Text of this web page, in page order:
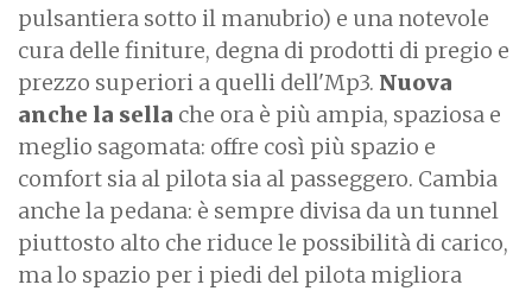
pulsantiera sotto il manubrio) e una notevole
cura delle finiture, degna di prodotti di pregio e
prezzo superiori a quelli dell'Mp3. Nuova
anche la sella che ora è più ampia, spaziosa e
meglio sagomata: offre così più spazio e
comfort sia al pilota sia al passeggero. Cambia
anche la pedana: è sempre divisa da un tunnel
piuttosto alto che riduce le possibilità di carico,
ma lo spazio per i piedi del pilota migliora